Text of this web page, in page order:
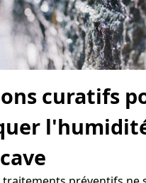
curatifs